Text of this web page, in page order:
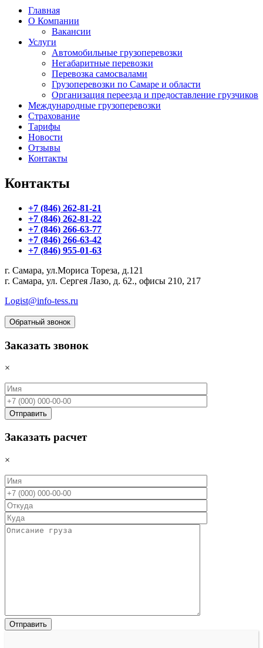
Главная
О Компании
Вакансии
Услуги
Автомобильные грузоперевозки
Негабаритные перевозки
Перевозка самосвалами
Грузоперевозки по Самаре и области
Организация переезда и предоставление грузчиков
Международные грузоперевозки
Страхование
Тарифы
Новости
Отзывы
Контакты
Контакты
+7 (846) 262-81-21
+7 (846) 262-81-22
+7 (846) 266-63-77
+7 (846) 266-63-42
+7 (846) 955-01-63
г. Самара, ул.Мориса Тореза, д.121
г. Самара, ул. Сергея Лазо, д. 62., офисы 210, 217
Logist@info-tess.ru
Обратный звонок
Заказать звонок
×
Заказать расчет
×